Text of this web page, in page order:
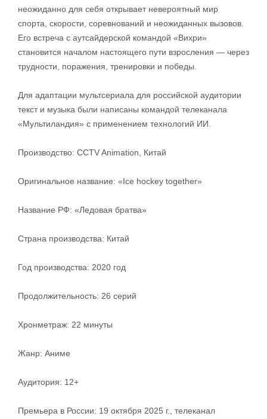
неожиданно для себя открывает невероятный мир
спорта, скорости, соревнований и неожиданных вызовов.
Его встреча с аутсайдерской командой «Вихри»
становится началом настоящего пути взросления — через
трудности, поражения, тренировки и победы.
Для адаптации мультсериала для российской аудитории
текст и музыка были написаны командой телеканала
«Мультиландия» с применением технологий ИИ.
Производство: CCTV Animation, Китай
Оригинальное название: «Ice hockey together»
Название РФ: «Ледовая братва»
Страна производства: Китай
Год производства: 2020 год
Продолжительность: 26 серий
Хронметраж: 22 минуты
Жанр: Аниме
Аудитория: 12+
Премьера в России: 19 октября 2025 г., телеканал